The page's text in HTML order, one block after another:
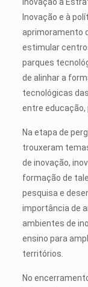
Inovação e à
aprimoramento
estimular
parques
de alinhar a
tecnológicas
entre educação,
Na etapa de
trouxeram
de inovação,
formação de
pesquisa e
importância de
ambientes de
ensino para
territórios.
No